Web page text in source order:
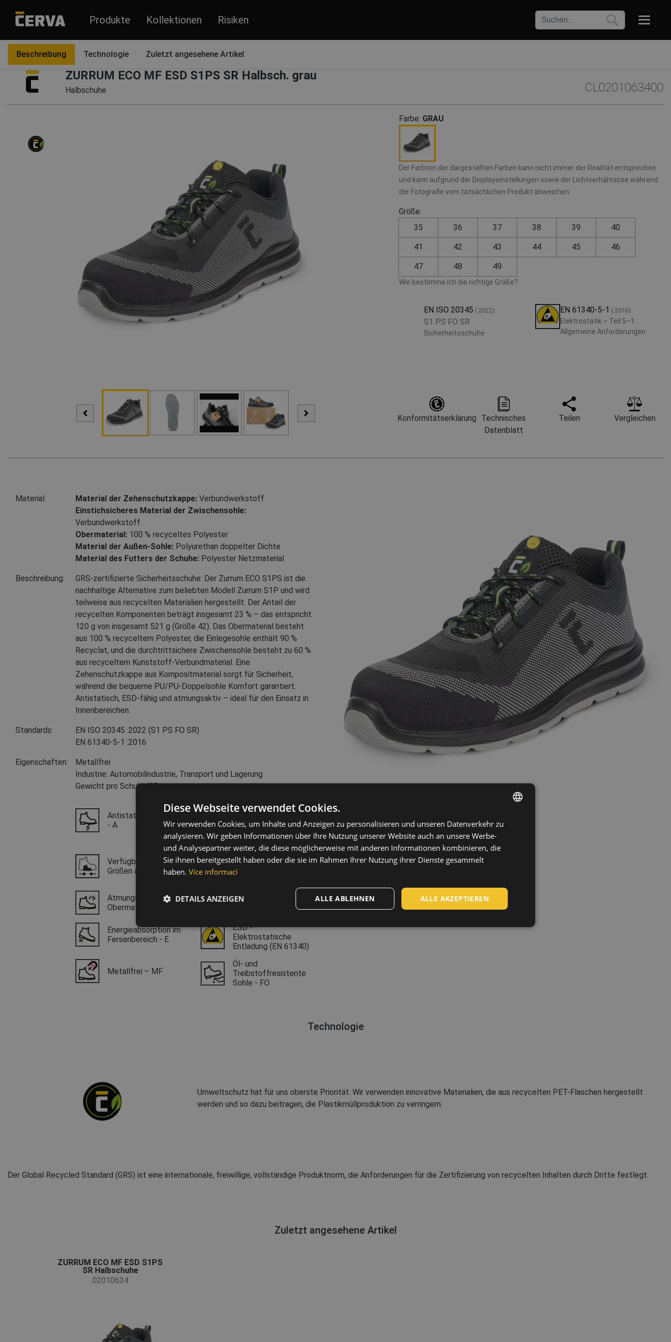
Produkte Kollektionen Risiken
ZURRUM ECO MF ESD S1PS SR Halbsch. grau
Halbschuhe CL0201063400
Farbe: GRAU
Der Farbton der dargestellten Farben kann nicht immer der Realität entsprechen
und kann aufgrund der Displayeinstellungen sowie der Lichtverhältnisse während
der Fotografie vom tatsächlichen Produkt abweichen.
Größe:
35
36 37 38 39 40
41 42 43 44 45 46
47 48 49
Wie bestimme ich die richtige Größe?
EN ISO 20345 (:2022)
S1 PS FO SR
Sicherheitsschuhe
EN 61340-5-1 (:2016)
Elektrostatik – Teil 5–1:
Allgemeine Anforderungen
Konformitätserklärung
Technisches
Datenblatt
Teilen Vergleichen
Beschreibung Technologie Zuletzt angesehene Artikel
Material: Material der Zehenschutzkappe: Verbundwerkstoff
Einstichsicheres Material der Zwischensohle:
Verbundwerkstoff
Obermaterial: 100 % recyceltes Polyester
Material der Außen-Sohle: Polyurethan doppelter Dichte
Material des Futters der Schuhe: Polyester Netzmaterial
Beschreibung:
GRS-zertifizierte Sicherheitsschuhe: Der Zurrum ECO S1PS ist die
nachhaltige Alternative zum beliebten Modell Zurrum S1P und wird
teilweise aus recycelten Materialien hergestellt. Der Anteil der
recycelten Komponenten beträgt insgesamt 23 % – das entspricht
120 g von insgesamt 521 g (Größe 42). Das Obermaterial besteht
aus 100 % recyceltem Polyester, die Einlegesohle enthält 90 %
Recyclat, und die durchtrittsichere Zwischensohle besteht zu 60 %
aus recyceltem Kunststoff-Verbundmaterial. Eine
Zehenschutzkappe aus Kompositmaterial sorgt für Sicherheit,
während die bequeme PU/PU-Doppelsohle Komfort garantiert.
Antistatisch, ESD-fähig und atmungsaktiv – ideal für den Einsatz in
Innenbereichen.
Standards: EN ISO 20345 :2022 (S1 PS FO SR)
EN 61340-5-1 :2016
Eigenschaften:
Metallfrei
Industrie: Automobilindustrie, Transport und Lagerung
Gewicht pro Schuh: 495 g
Antistatische Schuhe
- A
Antiperforation nicht-
metallene
Zwischensohle - PL,
PS
Verfügbar in kleinen
Größen ab 35
Nichtmetallische
Zehenschutzkappe -
S
Atmungsaktives
Obermaterial
Rutschfeste Sohle -
Energieabsorption im
Fersenbereich - E
ESD -
Elektrostatische
Entladung (EN 61340)
Metallfrei – MF
Öl- und
Treibstoffresistente
Sohle - FO
Technologie
Umweltschutz hat für uns oberste Priorität. Wir verwenden innovative Materialien, die aus recycelten PET-Flaschen hergestellt
werden und so dazu beitragen, die Plastikmüllproduktion zu verringern.
Der Global Recycled Standard (GRS) ist eine internationale, freiwillige, vollständige Produktnorm, die Anforderungen für die Zertifizierung von recycelten Inhalten durch Dritte festlegt.
Zuletzt angesehene Artikel
ZURRUM ECO MF ESD S1PS
SR Halbschuhe
02010634
ENGLISH
CZECH
ROMANIAN
Diese Webseite verwendet Cookies.
Wir verwenden Cookies, um Inhalte und Anzeigen zu personalisieren und unseren Datenverkehr zu
analysieren. Wir geben Informationen über Ihre Nutzung unserer Website auch an unsere Werbe-
und Analysepartner weiter, die diese möglicherweise mit anderen Informationen kombinieren, die
Sie ihnen bereitgestellt haben oder die sie im Rahmen Ihrer Nutzung ihrer Dienste gesammelt
haben. Více informací
ALLE AKZEPTIEREN
ALLE ABLEHNEN
DETAILS ANZEIGEN